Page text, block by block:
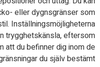
eller dygnsgränser som
Inställningsmöjligheterna
trygghetskänsla, eftersom
att du befinner dig inom de
du själv bestämt.